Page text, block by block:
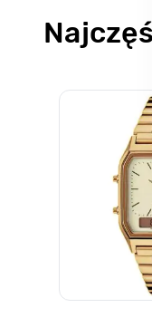
Poruszanie się
Naciśnij, aby
Naciśnij, aby